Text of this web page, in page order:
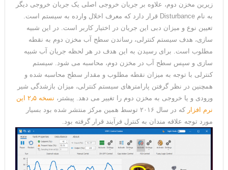
زیرین مخزن دوم، علاوه بر جریان خروجی اصلی یک جریان خروجی دیگر
به نام Disturbance قرار دارد که معرف اخلال وارده به سیستم است.
تعیین نوع و میزان دبی این جریان در اختیار کاربر است. در این شبیه
سازی، هدف سیستم کنترلی، رساندن سطح آب مخزن دوم به نقطه
مطلوب است. برای رسیدن به این هدف در هر لحظه جریان آب شبیه
سازی و سپس سطح آب در مخزن دوم، محاسبه می شود. سیستم
کنترلی با توجه به میزان نقطه مطلوب و مقدار سطح محاسبه شده و
همچنین در نظر گرفتن پارامترهای سیستم کنترلی، میزان بازشدگی شیر
ورودی و یا خروجی به مخزن دوم را تغییر می دهد. پیشتر،
نسخه ۲٫۵ این
نرم افزار
که در سال ۲۰۱۶ توسط همین مرکز منتشر شده بود بسیار
مورد توجه علاقه مندان به کنترل فرآیند قرار گرفته بود.